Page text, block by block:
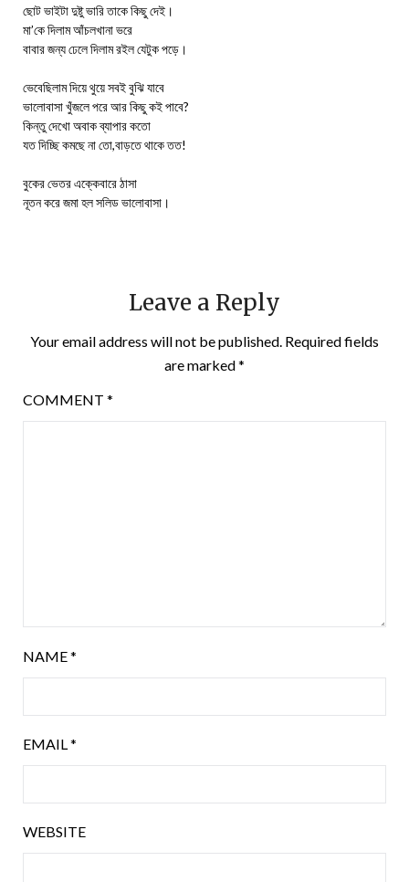
ছোট ভাইটা দুষ্টু ভারি তাকে কিছু দেই।
মা’কে দিলাম আঁচলখানা ভরে
বাবার জন্য ঢেলে দিলাম রইল যেটুক পড়ে।
ভেবেছিলাম দিয়ে থুয়ে সবই বুঝি যাবে
ভালোবাসা খুঁজলে পরে আর কিছু কই পাবে?
কিন্তু দেখো অবাক ব্যাপার কতো
যত দিচ্ছি কমছে না তো,বাড়তে থাকে তত!
বুকের ভেতর এক্কেবারে ঠাসা
নূতন করে জমা হল সলিড ভালোবাসা।
Leave a Reply
Your email address will not be published. Required fields
are marked*
COMMENT *
NAME*
EMAIL*
WEBSITE